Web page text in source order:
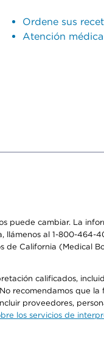
Ordene sus
Atención
puede cambiar. La
al 1-800-464-
de California (Medical
calificados,
recomendamos que la
proveedores,
los servicios de